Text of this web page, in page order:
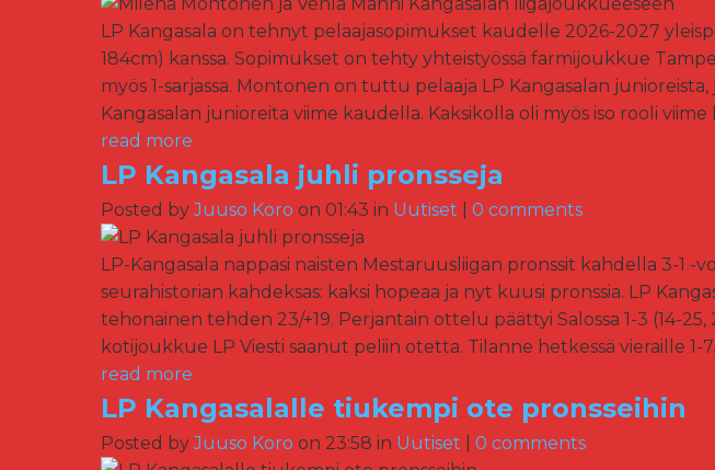
LP Kangasala on tehnyt pelaajasopimukset kaudelle 2026-2027
184cm) kanssa. Sopimukset on tehty yhteistyössä farmijoukkue
myös 1-sarjassa. Montonen on tuttu pelaaja LP Kangasalan
Kangasalan junioreita viime kaudella. Kaksikolla oli myös iso rooli
read more
LP Kangasala juhli pronsseja
Posted byJuuso Koro on 01:43 in Uutiset 0 comments
LP-Kangasala nappasi naisten Mestaruusliigan pronssit kahdella 3-1
seurahistorian kahdeksas: kaksi hopeaa ja nyt kuusi pronssia. LP
tehonainen tehden 23/+19. Perjantain ottelu päättyi Salossa 1-3 (14-
kotijoukkue LP Viesti saanut peliin otetta. Tilanne hetkessä vieraille 1-7.
read more
LP Kangasalalle tiukempi ote pronsseihin
Posted byJuuso Koro on 23:58 in Uutiset 0 comments